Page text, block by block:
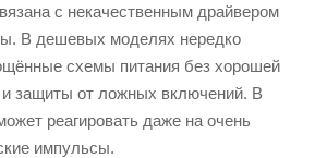
с некачественным драйвером
В дешевых моделях нередко
схемы питания без хорошей
защиты от ложных включений. В
реагировать даже на очень
импульсы.